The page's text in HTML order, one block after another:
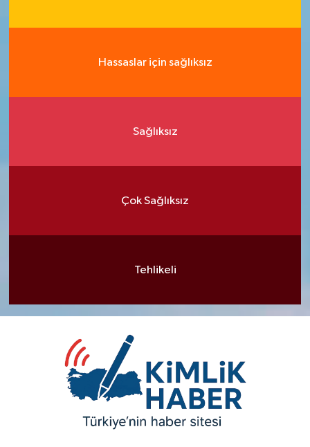
Hassaslar için sağlıksız
Sağlıksız
Çok Sağlıksız
Tehlikeli